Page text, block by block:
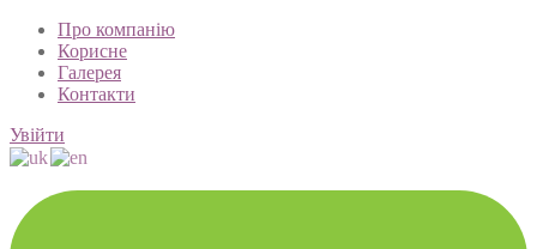
Про компанію
Корисне
Галерея
Контакти
Увійти